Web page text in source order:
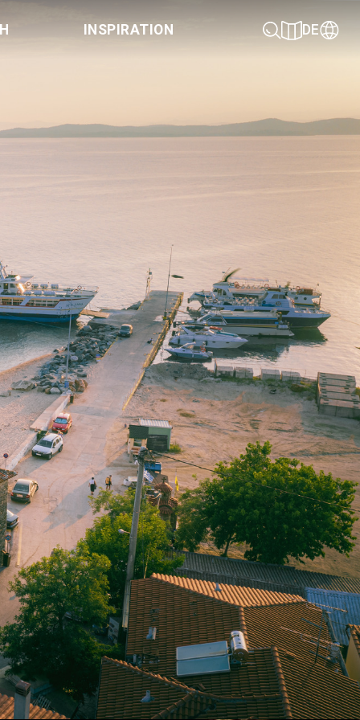
INSPIRATION DE